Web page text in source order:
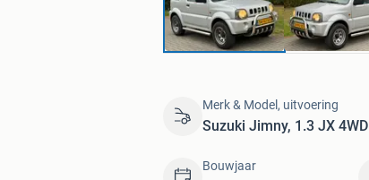
Merk & Model, uitvoering
Suzuki Jimny, 1.3 JX 4WD
Bouwjaar